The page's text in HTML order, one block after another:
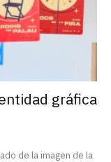
gráfica
de la imagen de la